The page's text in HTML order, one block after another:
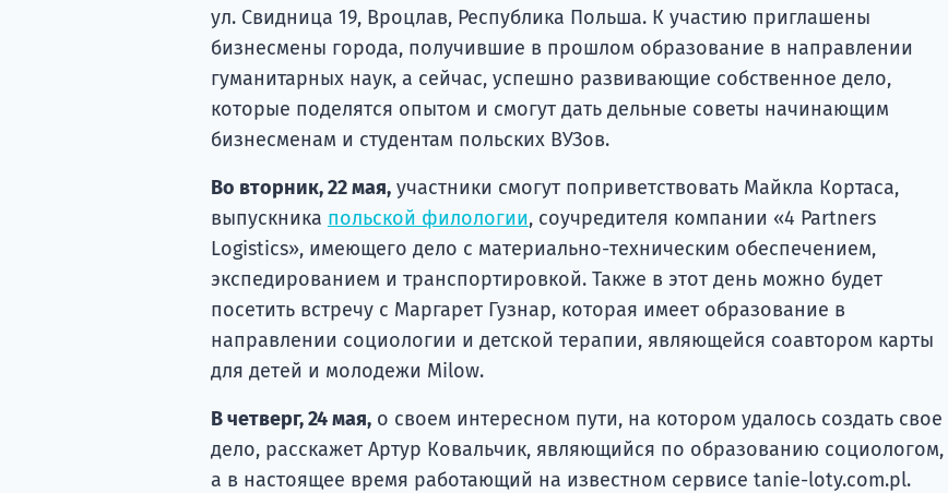
ул. Свидница 19, Вроцлав, Республика Польша. К участию приглашены
бизнесмены города, получившие в прошлом образование в направлении
гуманитарных наук, а сейчас, успешно развивающие собственное дело,
которые поделятся опытом и смогут дать дельные советы начинающим
бизнесменам и студентам польских ВУЗов.
Во вторник, 22 мая,участники смогут поприветствовать Майкла Кортаса,
выпускника польской филологии, соучредителя компании «4 Partners
Logistics», имеющего дело с материально-техническим обеспечением,
экспедированием и транспортировкой. Также в этот день можно будет
посетить встречу с Маргарет Гузнар, которая имеет образование в
направлении социологии и детской терапии, являющейся соавтором карты
для детей и молодежи Milow.
В четверг, 24 мая,о своем интересном пути, на котором удалось создать свое
дело, расскажет Артур Ковальчик, являющийся по образованию социологом,
а в настоящее время работающий на известном сервисе tanie-loty.com.pl.